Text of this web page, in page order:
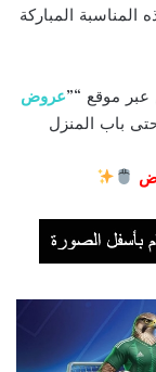
المباركة
موقع “”عروض
باب المنزل